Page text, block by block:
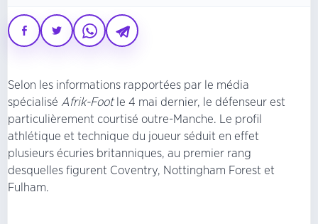
Selon les informations rapportées par le média
spécialisé Afrik-Footle 4 mai dernier, le défenseur est
particulièrement courtisé outre-Manche. Le profil
athlétique et technique du joueur séduit en effet
plusieurs écuries britanniques, au premier rang
desquelles figurent Coventry, Nottingham Forest et
Fulham.